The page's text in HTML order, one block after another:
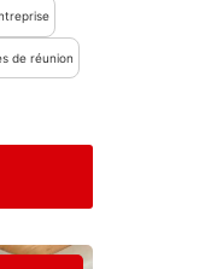
de réunion